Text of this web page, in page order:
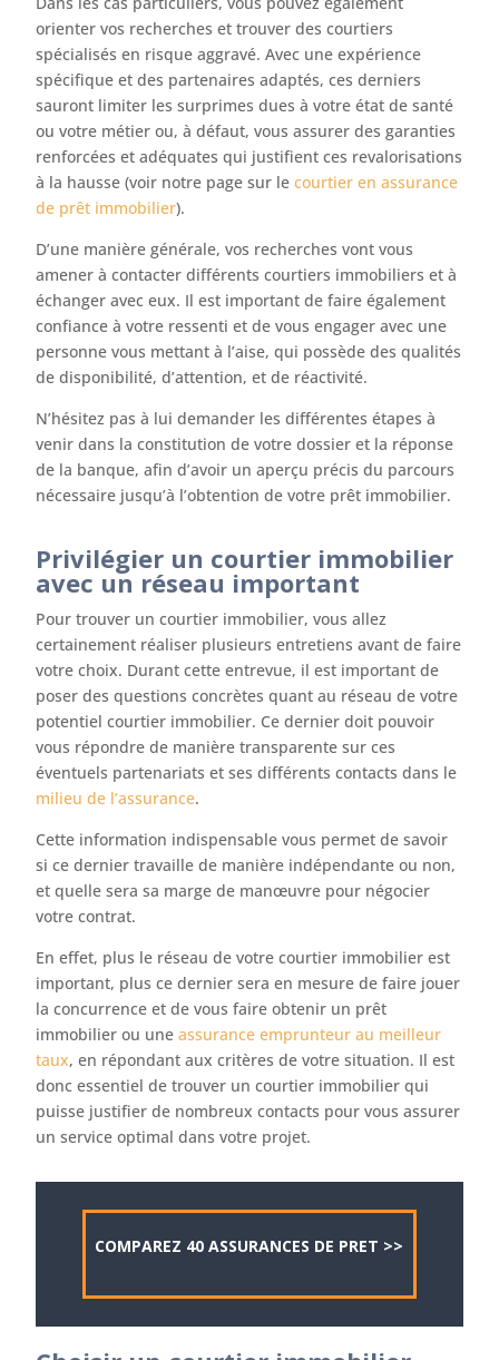
orienter vos recherches et trouver des courtiers
spécialisés en risque aggravé. Avec une expérience
spécifique et des partenaires adaptés, ces derniers
sauront limiter les surprimes dues à votre état de santé
ou votre métier ou, à défaut, vous assurer des garanties
renforcées et adéquates qui justifient ces revalorisations
à la hausse (voir notre page sur lecourtier en assurance
de prêt immobilier).
D’une manière générale, vos recherches vont vous
amener à contacter différents courtiers immobiliers et à
échanger avec eux. Il est important de faire également
confiance à votre ressenti et de vous engager avec une
personne vous mettant à l’aise, qui possède des qualités
de disponibilité, d’attention, et de réactivité.
N’hésitez pas à lui demander les différentes étapes à
venir dans la constitution de votre dossier et la réponse
de la banque, afin d’avoir un aperçu précis du parcours
nécessaire jusqu’à l’obtention de votre prêt immobilier.
Privilégier un courtier immobilier
avec un réseau important
Pour trouver un courtier immobilier, vous allez
certainement réaliser plusieurs entretiens avant de faire
votre choix. Durant cette entrevue, il est important de
poser des questions concrètes quant au réseau de votre
potentiel courtier immobilier. Ce dernier doit pouvoir
vous répondre de manière transparente sur ces
éventuels partenariats et ses différents contacts dans le
milieu de l’assurance.
Cette information indispensable vous permet de savoir
si ce dernier travaille de manière indépendante ou non,
et quelle sera sa marge de manœuvre pour négocier
votre contrat.
En effet, plus le réseau de votre courtier immobilier est
important, plus ce dernier sera en mesure de faire jouer
la concurrence et de vous faire obtenir un prêt
immobilier ou uneassurance emprunteur au meilleur
taux, en répondant aux critères de votre situation. Il est
donc essentiel de trouver un courtier immobilier qui
puisse justifier de nombreux contacts pour vous assurer
un service optimal dans votre projet.
COMPAREZ 40 ASSURANCES DE PRET >>